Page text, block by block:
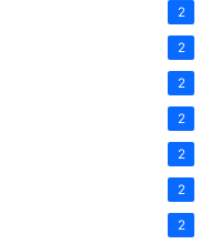
2
2
2
2
2
2
2